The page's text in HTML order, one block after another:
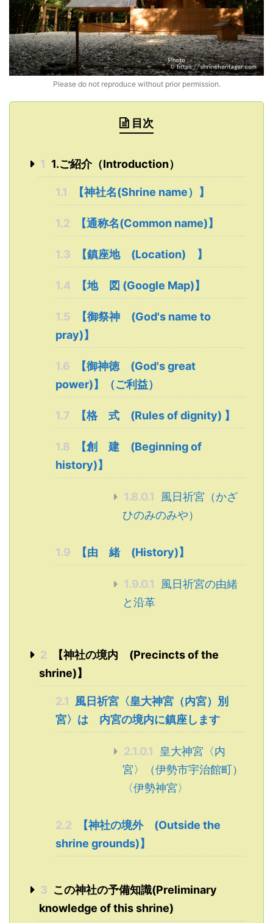
Please do not reproduce without prior permission.
目次
1 1.ご紹介（Introduction）
1.1 【神社名(Shrine name）】
1.2 【通称名(Common name)】
1.3 【鎮座地 (Location) 】
1.4 【地 図 (Google Map)】
1.5
【御祭神 (God's name to
pray)】
1.6
【御神徳 (God's great
power)】（ご利益）
1.7 【格 式 (Rules of dignity) 】
1.8
【創 建 (Beginning of
history)】
1.8.0.1
風日祈宮（かざ
ひのみのみや）
1.9 【由 緒 (History)】
1.9.0.1
風日祈宮の由緒
と沿革
2
【神社の境内 (Precincts of the
shrine)】
2.1
風日祈宮〈皇大神宮（内宮）別
宮〉は 内宮の境内に鎮座します
2.1.0.1
皇大神宮〈内
宮〉（伊勢市宇治館町）
〈伊勢神宮〉
2.2
【神社の境外 (Outside the
shrine grounds)】
3 この神社の予備知識(Preliminary
knowledge of this shrine)